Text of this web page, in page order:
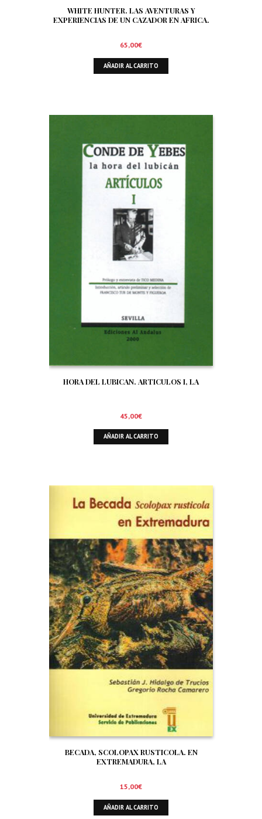
WHITE HUNTER. LAS AVENTURAS Y
EXPERIENCIAS DE UN CAZADOR EN AFRICA.
65,00€
AÑADIR AL CARRITO
HORA DEL LUBICAN. ARTICULOS I, LA
45,00€
AÑADIR AL CARRITO
BECADA, SCOLOPAX RUSTICOLA. EN
EXTREMADURA, LA
15,00€
AÑADIR AL CARRITO